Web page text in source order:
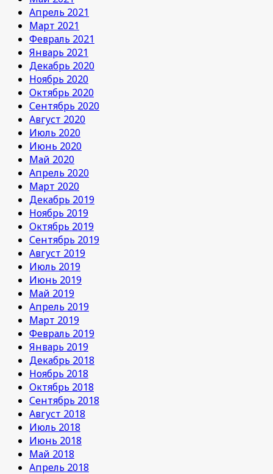
Апрель 2021
Март 2021
Февраль 2021
Январь 2021
Декабрь 2020
Ноябрь 2020
Октябрь 2020
Сентябрь 2020
Август 2020
Июль 2020
Июнь 2020
Май 2020
Апрель 2020
Март 2020
Декабрь 2019
Ноябрь 2019
Октябрь 2019
Сентябрь 2019
Август 2019
Июль 2019
Июнь 2019
Май 2019
Апрель 2019
Март 2019
Февраль 2019
Январь 2019
Декабрь 2018
Ноябрь 2018
Октябрь 2018
Сентябрь 2018
Август 2018
Июль 2018
Июнь 2018
Май 2018
Апрель 2018